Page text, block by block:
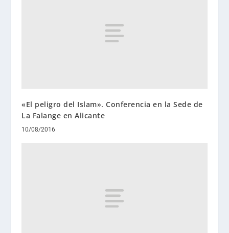
«El peligro del Islam». Conferencia en la Sede de
La Falange en Alicante
10/08/2016